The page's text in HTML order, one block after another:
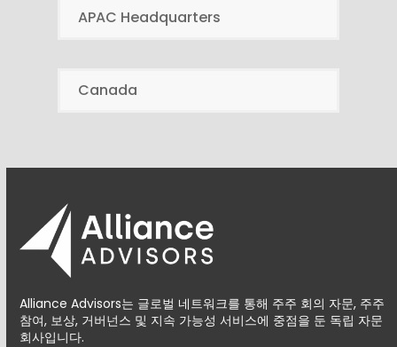
APAC Headquarters
Canada
Alliance Advisors는 글로벌 네트워크를 통해 주주 회의 자문, 주주
참여, 보상, 거버넌스 및 지속 가능성 서비스에 중점을 둔 독립 자문
회사입니다.